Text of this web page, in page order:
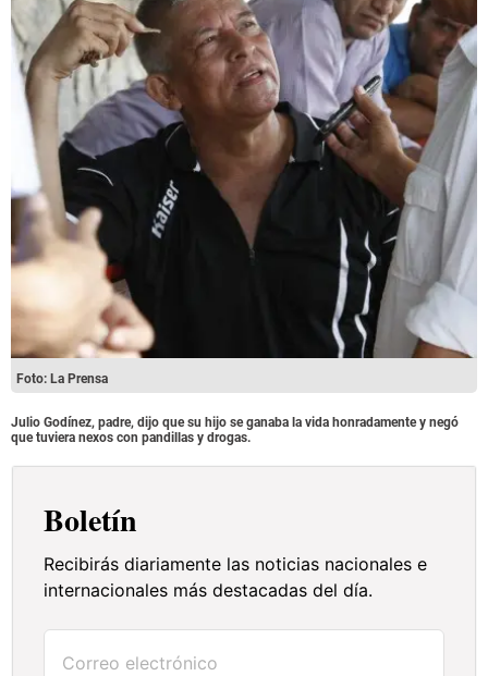
Foto: La Prensa
Julio Godínez, padre, dijo que su hijo se ganaba la vida honradamente y negó
que tuviera nexos con pandillas y drogas.
Boletín
Recibirás diariamente las noticias nacionales e
internacionales más destacadas del día.